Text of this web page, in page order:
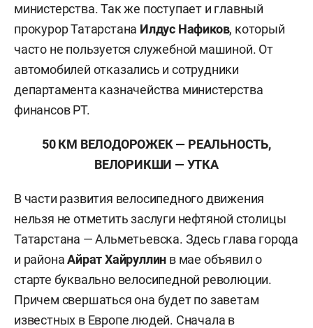
министерства. Так же поступает и главный
прокурор Татарстана Илдус Нафиков, который
часто не пользуется служебной машиной. От
автомобилей отказались и сотрудники
департамента казначейства министерства
финансов РТ.
50 КМ ВЕЛОДОРОЖЕК — РЕАЛЬНОСТЬ,
ВЕЛОРИКШИ — УТКА
В части развития велосипедного движения
нельзя не отметить заслуги нефтяной столицы
Татарстана — Альметьевска. Здесь глава города
и районаАйрат Хайруллин в мае объявил о
старте буквально велосипедной революции.
Причем свершаться она будет по заветам
известных в Европе людей. Сначала в